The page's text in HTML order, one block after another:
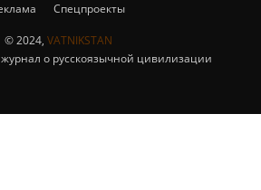
Спецпроекты
© 2024, VATNIKSTAN
о русскоязычной цивилизации